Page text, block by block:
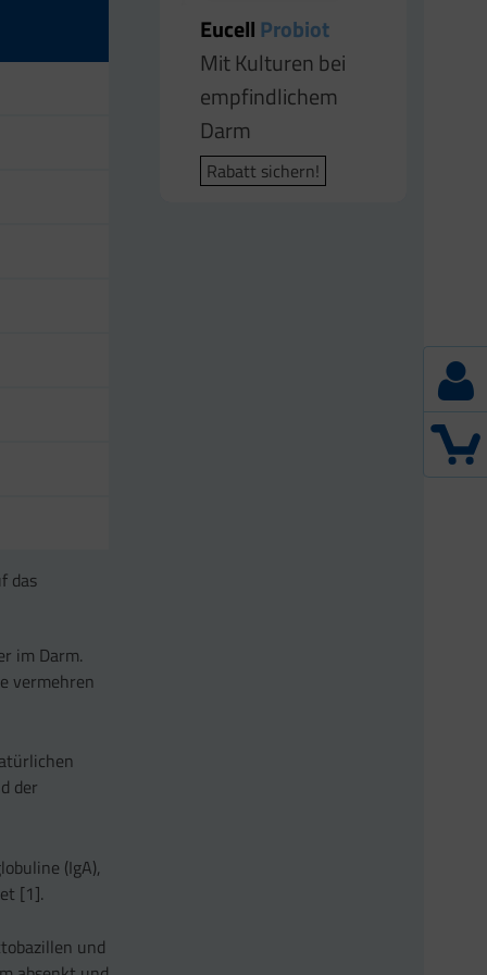
das
im Darm.
vermehren
der
(IgA),
[1].
und
Eucell Probiot
Mit Kulturen bei
empfindlichem
Darm
Rabatt sichern!
Eucell Probiot Plus
Für die
Darmgesundheit
Rabatt sichern!